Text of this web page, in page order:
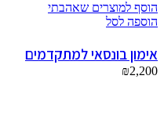
הוסף למוצרים שאהבתי
הוספה לסל
אימון בונסאי למתקדמים
₪2,200